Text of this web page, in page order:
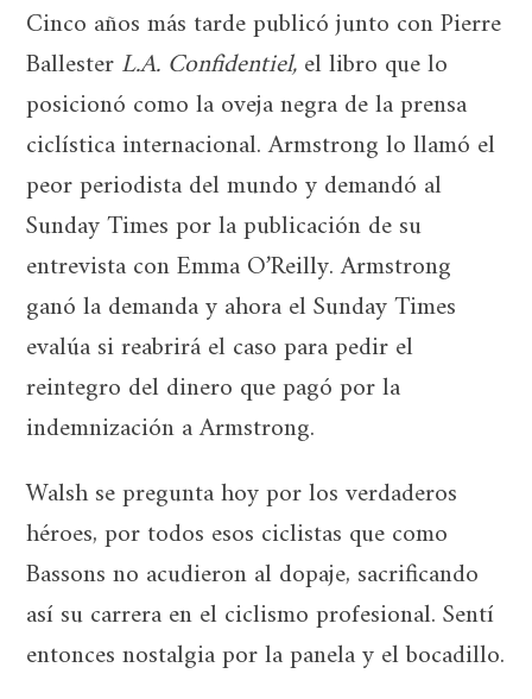
Cinco años más tarde publicó junto con Pierre
BallesterL.A. Confidentiel,el libro que lo
posicionó como la oveja negra de la prensa
ciclística internacional. Armstrong lo llamó el
peor periodista del mundo y demandó al
Sunday Times por la publicación de su
entrevista con Emma O’Reilly. Armstrong
ganó la demanda y ahora el Sunday Times
evalúa si reabrirá el caso para pedir el
reintegro del dinero que pagó por la
indemnización a Armstrong.
Walsh se pregunta hoy por los verdaderos
héroes, por todos esos ciclistas que como
Bassons no acudieron al dopaje, sacrificando
así su carrera en el ciclismo profesional. Sentí
entonces nostalgia por la panela y el bocadillo.